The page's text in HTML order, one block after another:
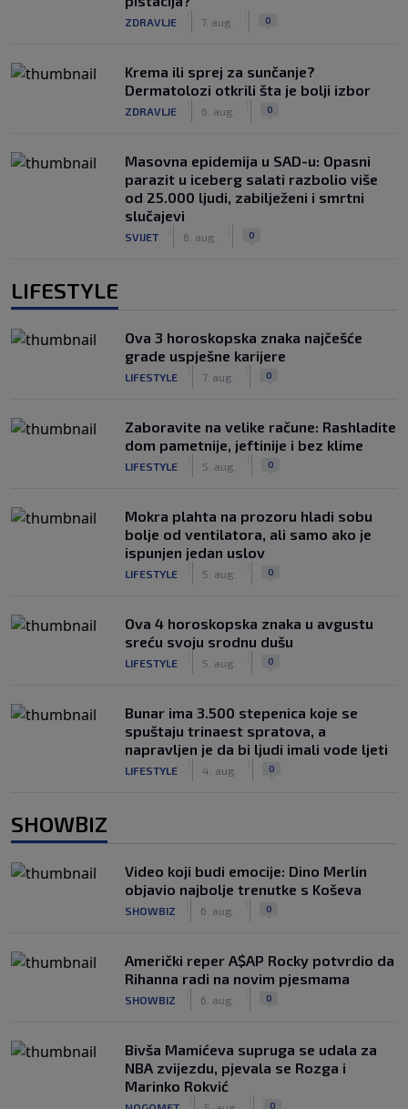
ZDRAVLJE 7. aug. 0
Krema ili sprej za sunčanje?
Dermatolozi otkrili šta je bolji izbor
ZDRAVLJE 6. aug. 0
Masovna epidemija u SAD-u: Opasni
parazit u iceberg salati razbolio više
od 25.000 ljudi, zabilježeni i smrtni
slučajevi
SVIJET 6. aug. 0
LIFESTYLE
Ova 3 horoskopska znaka najčešće
grade uspješne karijere
LIFESTYLE 7. aug. 0
Zaboravite na velike račune: Rashladite
dom pametnije, jeftinije i bez klime
LIFESTYLE 5. aug. 0
Mokra plahta na prozoru hladi sobu
bolje od ventilatora, ali samo ako je
ispunjen jedan uslov
LIFESTYLE 5. aug. 0
Ova 4 horoskopska znaka u avgustu
sreću svoju srodnu dušu
LIFESTYLE 5. aug. 0
Bunar imа 3.500 stepenica koje se
spuštaju trinaest spratova, a
napravljen je da bi ljudi imali vode ljeti
LIFESTYLE 4. aug. 0
SHOWBIZ
Video koji budi emocije: Dino Merlin
objavio najbolje trenutke s Koševa
SHOWBIZ 6. aug. 0
Američki reper A$AP Rocky potvrdio da
Rihanna radi na novim pjesmama
SHOWBIZ 6. aug. 0
Bivša Mamićeva supruga se udala za
NBA zvijezdu, pjevala se Rozga i
Marinko Rokvić
0